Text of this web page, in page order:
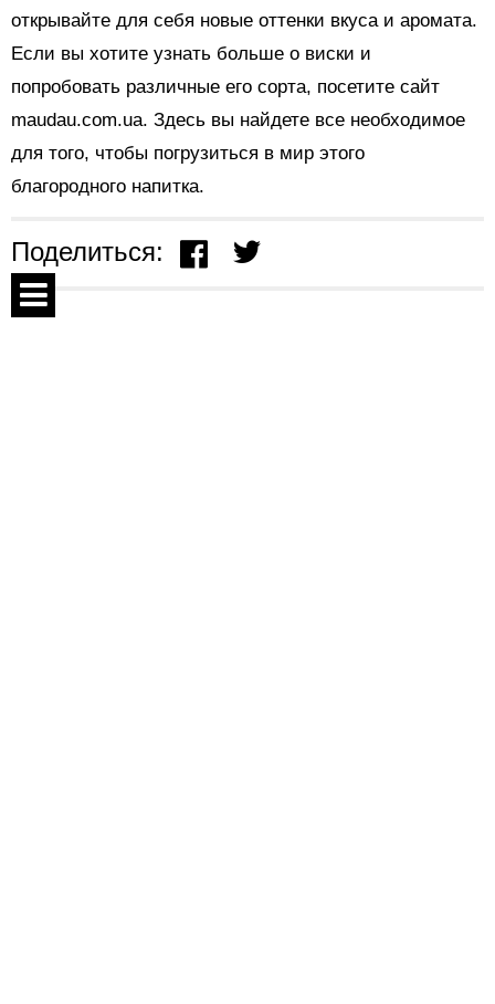
открывайте для себя новые оттенки вкуса и аромата.
Если вы хотите узнать больше о виски и
попробовать различные его сорта, посетите сайт
maudau.com.ua. Здесь вы найдете все необходимое
для того, чтобы погрузиться в мир этого
благородного напитка.
Поделиться: